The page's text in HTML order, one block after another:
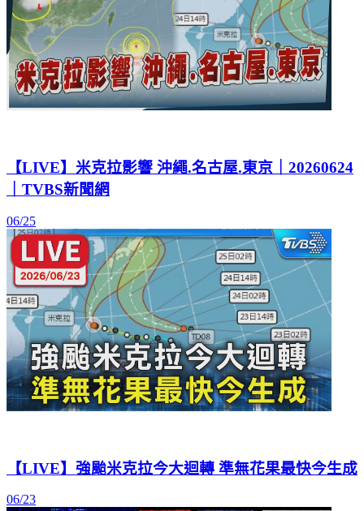
【LIVE】米克拉影響 沖繩.名古屋.東京｜20260624
｜TVBS新聞網
06/25
【LIVE】強颱米克拉今大迴轉 準無花果最快今生成
06/23